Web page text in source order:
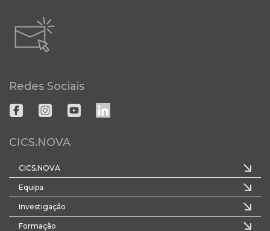
Redes Sociais
CICS.NOVA
CICS.NOVA
Equipa
Investigação
Formação